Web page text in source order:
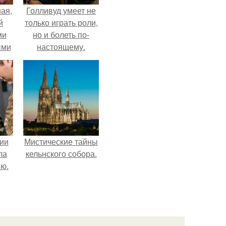
Голливуд умеет не
только играть роли,
но и болеть по-
настоящему.
Мистические тайны
кельнского собора.